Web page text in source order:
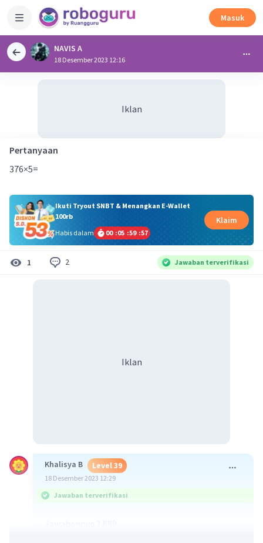
Masuk
NAVIS A
18 Desember 2023 12:16
Iklan
Pertanyaan
376×5=
Ikuti Tryout SNBT & Menangkan E-Wallet
100rb
Habis dalam
00 :05 :59 :57
Klaim
1 2 Jawaban terverifikasi
Iklan
Khalisya B Level 39
18 Desember 2023 12:29
Jawaban terverifikasi